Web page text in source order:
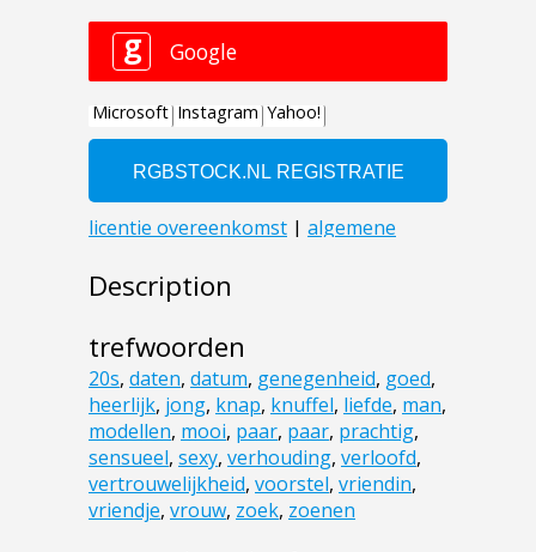
Description
trefwoorden
20s, daten, datum, genegenheid, goed,
heerlijk, jong, knap, knuffel, liefde, man,
modellen, mooi, paar, paar, prachtig,
sensueel, sexy, verhouding, verloofd,
vertrouwelijkheid, voorstel, vriendin,
vriendje, vrouw, zoek, zoenen